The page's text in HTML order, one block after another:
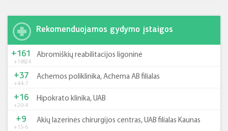
Rekomenduojamos gydymo įstaigos
+185-24
+161 Abromiškių reabilitacijos ligoninė
+44-7
+37 Achemos poliklinika, Achema AB filialas
+20-4
+16 Hipokrato klinika, UAB
+15-6
+9 Akių lazerinės chirurgijos centras, UAB filialas Kaunas